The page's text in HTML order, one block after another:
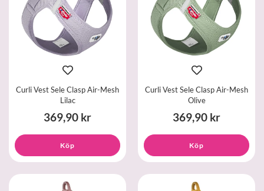
Curli Vest Sele Clasp Air-Mesh
Lilac
369,90 kr
Köp
Curli Vest Sele Clasp Air-Mesh
Olive
369,90 kr
Köp